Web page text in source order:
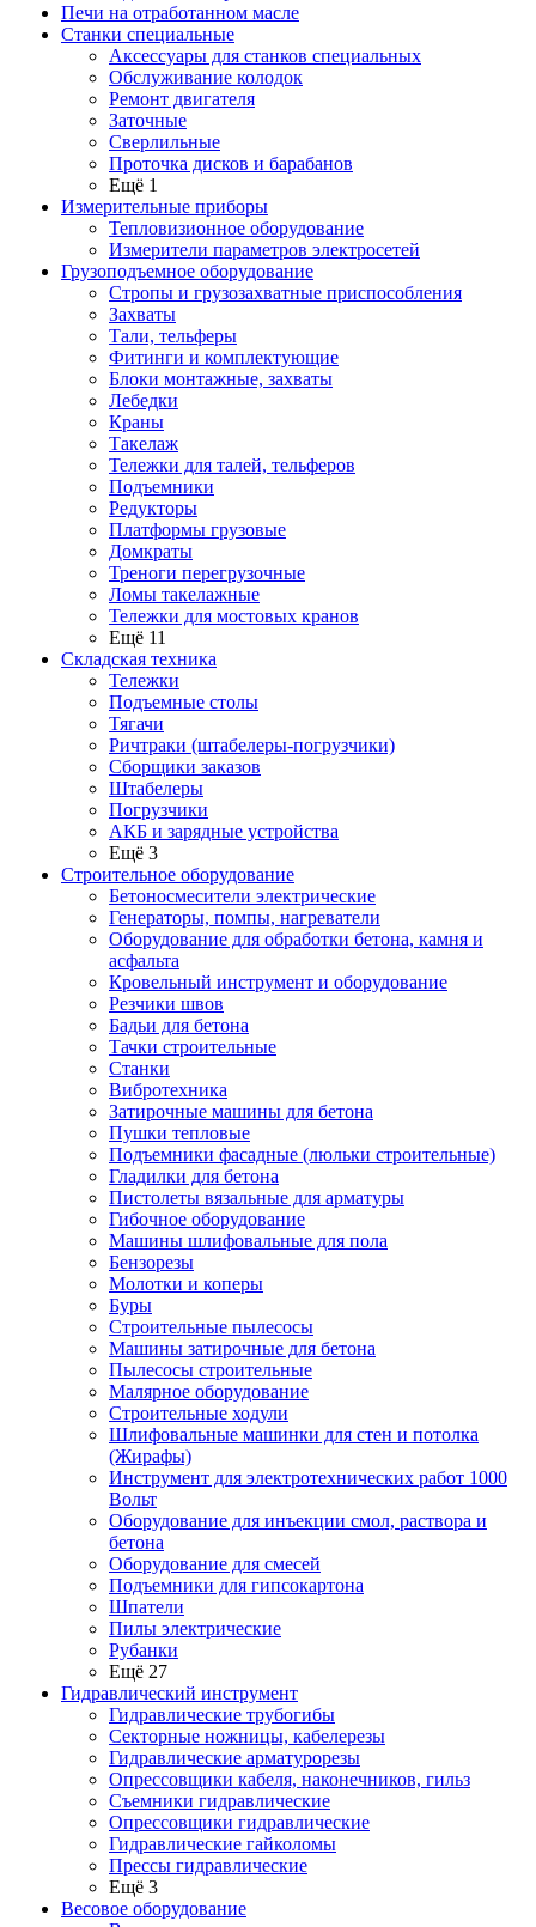
Печи на отработанном масле
Станки специальные
Аксессуары для станков специальных
Обслуживание колодок
Ремонт двигателя
Заточные
Сверлильные
Проточка дисков и барабанов
Ещё 1
Измерительные приборы
Тепловизионное оборудование
Измерители параметров электросетей
Грузоподъемное оборудование
Стропы и грузозахватные приспособления
Захваты
Тали, тельферы
Фитинги и комплектующие
Блоки монтажные, захваты
Лебедки
Краны
Такелаж
Тележки для талей, тельферов
Подъемники
Редукторы
Платформы грузовые
Домкраты
Треноги перегрузочные
Ломы такелажные
Тележки для мостовых кранов
Ещё 11
Складская техника
Тележки
Подъемные столы
Тягачи
Ричтраки (штабелеры-погрузчики)
Сборщики заказов
Штабелеры
Погрузчики
АКБ и зарядные устройства
Ещё 3
Строительное оборудование
Бетоносмесители электрические
Генераторы, помпы, нагреватели
Оборудование для обработки бетона, камня и
асфальта
Кровельный инструмент и оборудование
Резчики швов
Бадьи для бетона
Тачки строительные
Станки
Вибротехника
Затирочные машины для бетона
Пушки тепловые
Подъемники фасадные (люльки строительные)
Гладилки для бетона
Пистолеты вязальные для арматуры
Гибочное оборудование
Машины шлифовальные для пола
Бензорезы
Молотки и коперы
Буры
Строительные пылесосы
Машины затирочные для бетона
Пылесосы строительные
Малярное оборудование
Строительные ходули
Шлифовальные машинки для стен и потолка
(Жирафы)
Инструмент для электротехнических работ 1000
Вольт
Оборудование для инъекции смол, раствора и
бетона
Оборудование для смесей
Подъемники для гипсокартона
Шпатели
Пилы электрические
Рубанки
Ещё 27
Гидравлический инструмент
Гидравлические трубогибы
Секторные ножницы, кабелерезы
Гидравлические арматурорезы
Опрессовщики кабеля, наконечников, гильз
Съемники гидравлические
Опрессовщики гидравлические
Гидравлические гайколомы
Прессы гидравлические
Ещё 3
Весовое оборудование